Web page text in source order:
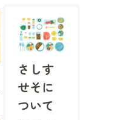
さしす
せそに
ついて